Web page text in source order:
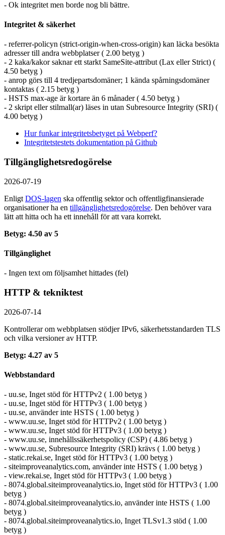
- Ok integritet men borde nog bli bättre.
Integritet & säkerhet
- referrer-policyn (strict-origin-when-cross-origin) kan läcka besökta
adresser till andra webbplatser ( 2.00 betyg )
- 2 kaka/kakor saknar ett starkt SameSite-attribut (Lax eller Strict) (
4.50 betyg )
- anrop görs till 4 tredjepartsdomäner; 1 kända spårningsdomäner
kontaktas ( 2.15 betyg )
- HSTS max-age är kortare än 6 månader ( 4.50 betyg )
- 2 skript eller stilmall(ar) läses in utan Subresource Integrity (SRI) (
4.00 betyg )
Hur funkar integritetsbetyget på Webperf?
Integritetstestets dokumentation på Github
Tillgänglighetsredogörelse
2026-07-19
Enligt DOS-lagen ska offentlig sektor och offentlig­finansierade
organisationer ha en tillgänglighets­redogörelse. Den behöver vara
lätt att hitta och ha ett innehåll för att vara korrekt.
Betyg: 4.50 av 5
Tillgänglighet
- Ingen text om följsamhet hittades (fel)
HTTP & tekniktest
2026-07-14
Kontrollerar om webbplatsen stödjer IPv6, säkerhets­standarden TLS
och vilka versioner av HTTP.
Betyg: 4.27 av 5
Webbstandard
- uu.se, Inget stöd för HTTPv2 ( 1.00 betyg )
- uu.se, Inget stöd för HTTPv3 ( 1.00 betyg )
- uu.se, använder inte HSTS ( 1.00 betyg )
- www.uu.se, Inget stöd för HTTPv2 ( 1.00 betyg )
- www.uu.se, Inget stöd för HTTPv3 ( 1.00 betyg )
- www.uu.se, innehållssäkerhetspolicy (CSP) ( 4.86 betyg )
- www.uu.se, Subresource Integrity (SRI) krävs ( 1.00 betyg )
- static.rekai.se, Inget stöd för HTTPv3 ( 1.00 betyg )
- siteimproveanalytics.com, använder inte HSTS ( 1.00 betyg )
- view.rekai.se, Inget stöd för HTTPv3 ( 1.00 betyg )
- 8074.global.siteimproveanalytics.io, Inget stöd för HTTPv3 ( 1.00
betyg )
- 8074.global.siteimproveanalytics.io, använder inte HSTS ( 1.00
betyg )
- 8074.global.siteimproveanalytics.io, Inget TLSv1.3 stöd ( 1.00
betyg )